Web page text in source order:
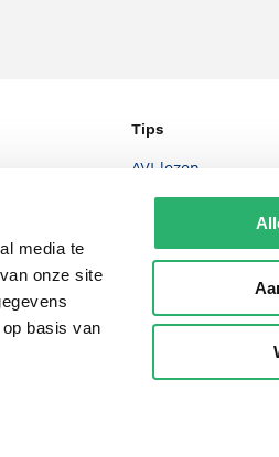
media te
onze site
basis van
Tips
AVI lezen
Boekenbon
De Nationale
Boekenweek
Wet op de Vaste